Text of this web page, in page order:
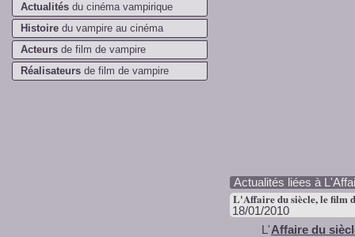
Actualités du cinéma vampirique
Histoire du vampire au cinéma
Acteurs de film de vampire
Réalisateurs de film de vampire
Actualités liées à
L'Affaire du siècle, le film
18/01/2010
L'Affaire du